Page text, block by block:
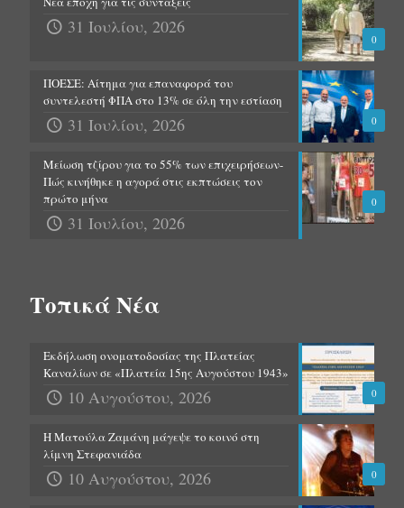
0
31 Ιουλίου, 2026
0
ΠΟΕΣΕ: Αίτημα για επαναφορά του
συντελεστή ΦΠΑ στο 13% σε όλη την εστίαση
31 Ιουλίου, 2026
0
Μείωση τζίρου για το 55% των επιχειρήσεων-
Πώς κινήθηκε η αγορά στις εκπτώσεις τον
πρώτο μήνα
31 Ιουλίου, 2026
Τοπικά Νέα
0
Εκδήλωση ονοματοδοσίας της Πλατείας
Καναλίων σε «Πλατεία 15ης Αυγούστου 1943»
10 Αυγούστου, 2026
0
Η Ματούλα Ζαμάνη μάγεψε το κοινό στη
λίμνη Στεφανιάδα
10 Αυγούστου, 2026